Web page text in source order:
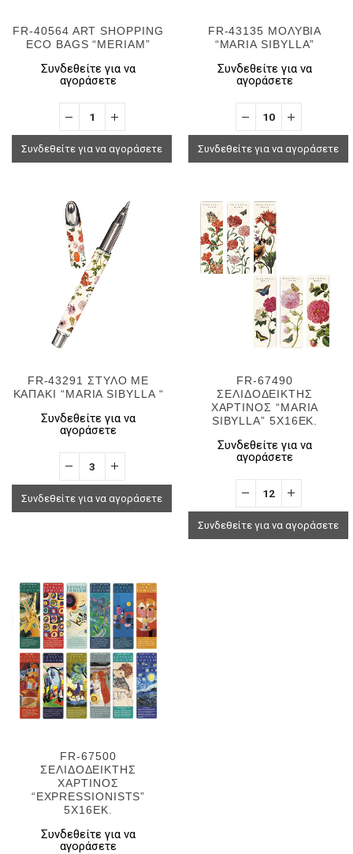
FR-40564 ART SHOPPING
ECO BAGS “MERIAM”
Συνδεθείτε για να
αγοράσετε
Συνδεθείτε για να αγοράσετε
FR-43135 ΜΟΛΥΒΙΑ
“MARIA SIBYLLA”
Συνδεθείτε για να
αγοράσετε
Συνδεθείτε για να αγοράσετε
FR-43291 ΣΤΥΛΟ ΜΕ
ΚΑΠΑΚΙ “MARIA SIBYLLA “
Συνδεθείτε για να
αγοράσετε
Συνδεθείτε για να αγοράσετε
FR-67490
ΣΕΛΙΔΟΔΕΙΚΤΗΣ
ΧΑΡΤΙΝΟΣ “ΜΑRIA
SIBYLLA” 5X16EK.
Συνδεθείτε για να
αγοράσετε
Συνδεθείτε για να αγοράσετε
FR-67500
ΣΕΛΙΔΟΔΕΙΚΤΗΣ
ΧΑΡΤΙΝΟΣ
“EXPRESSIONISTS”
5X16EK.
Συνδεθείτε για να
αγοράσετε